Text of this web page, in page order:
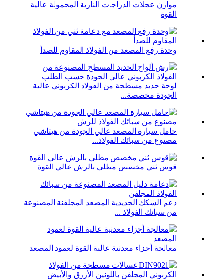
موازن عجلات الدراجات النارية المحمولة عالية
القوة
وحدة رفع المصعد من الفولاذ المقاوم للصدأ
لوحة حديد مسطحة من الفولاذ الكربوني عالية
الجودة مخصصة...
حامل سيارة المصعد عالي الجودة من هيتاشي
مصنوع من سبائك الفولاذ...
قوس ثني مخصص مطلي بالرش عالي القوة
دعم السكك الحديدية المصعد المجلفنة المصنوعة
من سبائك الفولاذ ...
معالجة أجزاء معدنية عالية القوة لعمود المصعد